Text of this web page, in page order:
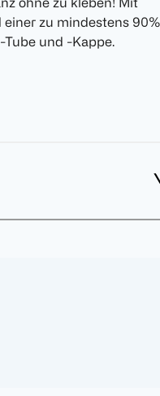
zu mindestens 90%
und -Kappe.